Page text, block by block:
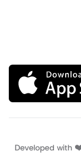
Developed with